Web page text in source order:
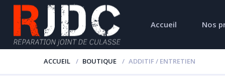
Accueil Nos
ACCUEIL BOUTIQUE ADDITIF / ENTRETIEN